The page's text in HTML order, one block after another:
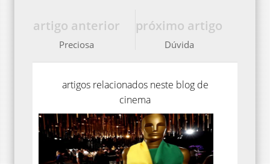
próximo artigo
Dúvida
artigo anterior
Preciosa
artigos relacionados neste blog de
cinema